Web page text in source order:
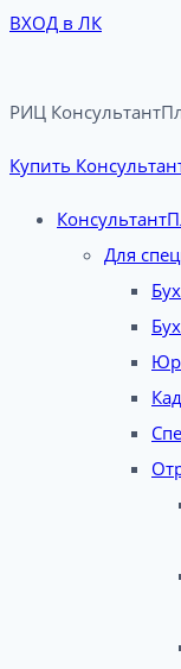
ВХОД в ЛК
РИЦ
Купить
Для